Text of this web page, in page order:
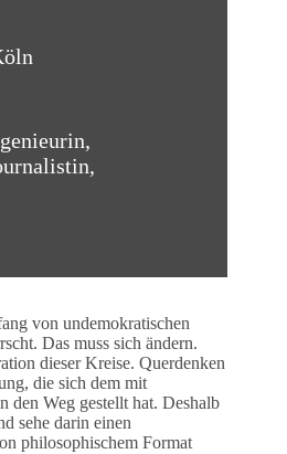
von undemokratischen
Das muss sich ändern.
dieser Kreise. Querdenken
die sich dem mit
den Weg gestellt hat. Deshalb
sehe darin einen
philosophischem Format